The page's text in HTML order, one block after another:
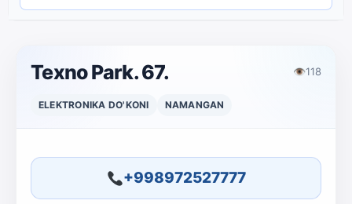
Texno Park. 67. 👁118
ELEKTRONIKA DO'KONI NAMANGAN
+998972527777